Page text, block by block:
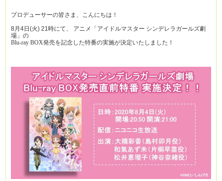
プロデューサーの皆さま、こんにちは！
8月 4日(火) 21時にて、
アニメ「アイドルマスター シンデレラガールズ劇
場」の
Blu-ray BOX発売を記念した特番の実施が決定いたしました！